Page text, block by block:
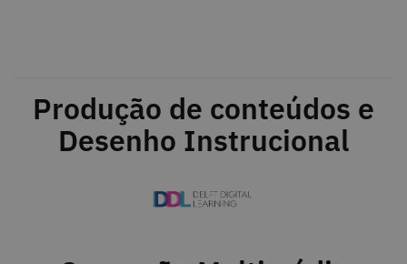
Produção de conteúdos e
Desenho Instrucional